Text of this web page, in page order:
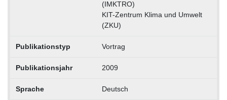
(IMKTRO)
KIT-Zentrum Klima und Umwelt
(ZKU)
Publikationstyp Vortrag
Publikationsjahr 2009
Sprache Deutsch